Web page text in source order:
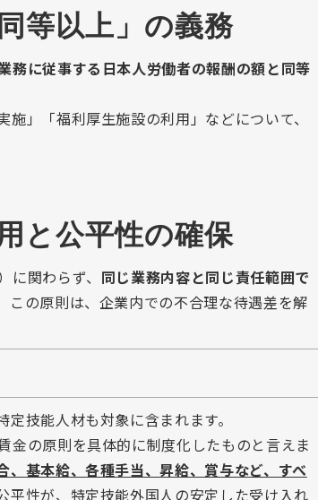
等以上」の義務
務に従事する日本人労働者の報酬の額と同等
」「福利厚生施設の利用」などについて、
と公平性の確保
関わらず、 同じ業務内容と同じ責任範囲で
この原則は、企業内での不合理な待遇差を解
技能人材も対象に含まれます。
金の原則を具体的に制度化したものと言えま
基本給、各種手当、昇給、賞与など、すべ
平性が、特定技能外国人の安定した受け入れ